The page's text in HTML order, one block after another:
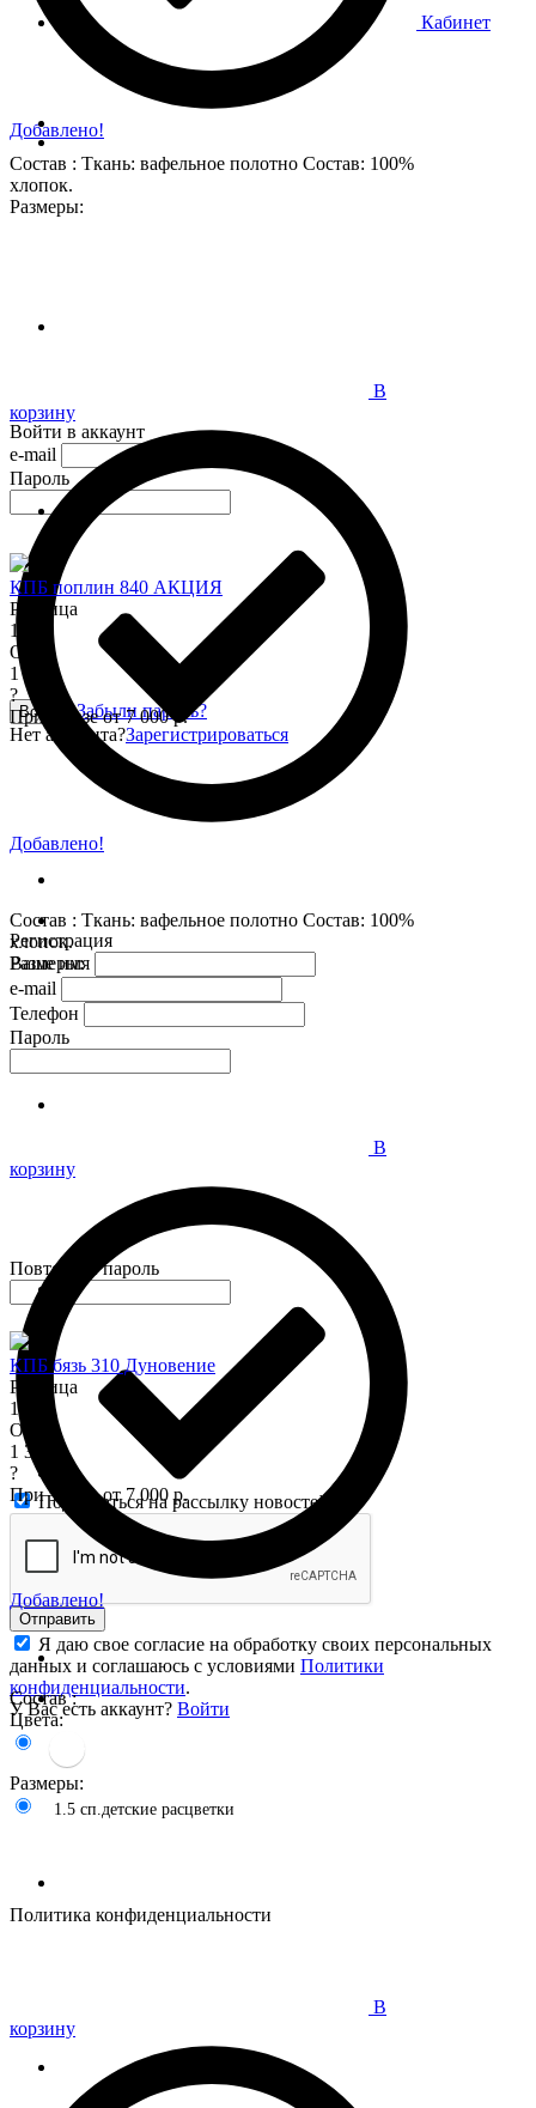
Добавлено!
Состав : Ткань: вафельное полотно Состав: 100%
хлопок.
Размеры:
В
корзину
Добавлено!
Состав : Ткань: вафельное полотно Состав: 100%
хлопок.
Размеры:
В
корзину
Добавлено!
КПБ поплин 840 АКЦИЯ
Розница
1 345
Опт
1 150
?
При заказе от 7 000 р.
Состав :
Цвета:
Размеры:
1.5 сп.детские расцветки
В
корзину
КПБ бязь 310 Дуновение
Розница
1 575
Опт
1 345
?
При заказе от 7 000 р.
Кабинет
Войти в аккаунт
e-mail
Пароль
Войти
Забыли пароль?
Нет аккаунта?Зарегистрироваться
Регистрация
Ваше имя
e-mail
Телефон
Пароль
Повторите пароль
Подписаться на рассылку новостей
Отправить
Я даю свое согласие на обработку своих персональных
данных и соглашаюсь с условиями Политики
конфиденциальности.
У Вас есть аккаунт? Войти
Политика конфиденциальности